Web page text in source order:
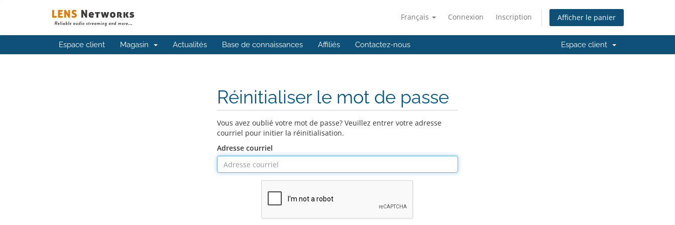
Français Connexion Inscription Afficher le panier
Espace client Magasin Actualités Base de connaissances Affiliés Contactez-nous Espace client
Réinitialiser le mot de passe
Vous avez oublié votre mot de passe? Veuillez entrer votre adresse
courriel pour initier la réinitialisation.
Adresse courriel